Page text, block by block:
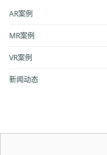
AR案例
MR案例
VR案例
新闻动态